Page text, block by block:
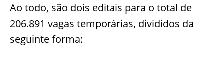
Ao todo, são dois editais para o total de
206.891 vagas temporárias, divididos da
seguinte forma: